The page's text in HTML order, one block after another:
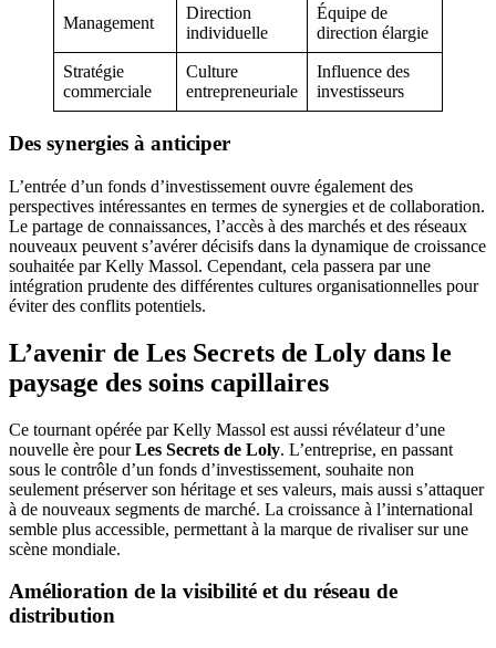
Management
Direction
individuelle
Équipe de
direction élargie
Stratégie
commerciale
Culture
entrepreneuriale
Influence des
investisseurs
Des synergies à anticiper
L’entrée d’un fonds d’investissement ouvre également des
perspectives intéressantes en termes de synergies et de collaboration.
Le partage de connaissances, l’accès à des marchés et des réseaux
nouveaux peuvent s’avérer décisifs dans la dynamique de croissance
souhaitée par Kelly Massol. Cependant, cela passera par une
intégration prudente des différentes cultures organisationnelles pour
éviter des conflits potentiels.
L’avenir de Les Secrets de Loly dans le
paysage des soins capillaires
Ce tournant opérée par Kelly Massol est aussi révélateur d’une
nouvelle ère pourLes Secrets de Loly. L’entreprise, en passant
sous le contrôle d’un fonds d’investissement, souhaite non
seulement préserver son héritage et ses valeurs, mais aussi s’attaquer
à de nouveaux segments de marché. La croissance à l’international
semble plus accessible, permettant à la marque de rivaliser sur une
scène mondiale.
Amélioration de la visibilité et du réseau de
distribution